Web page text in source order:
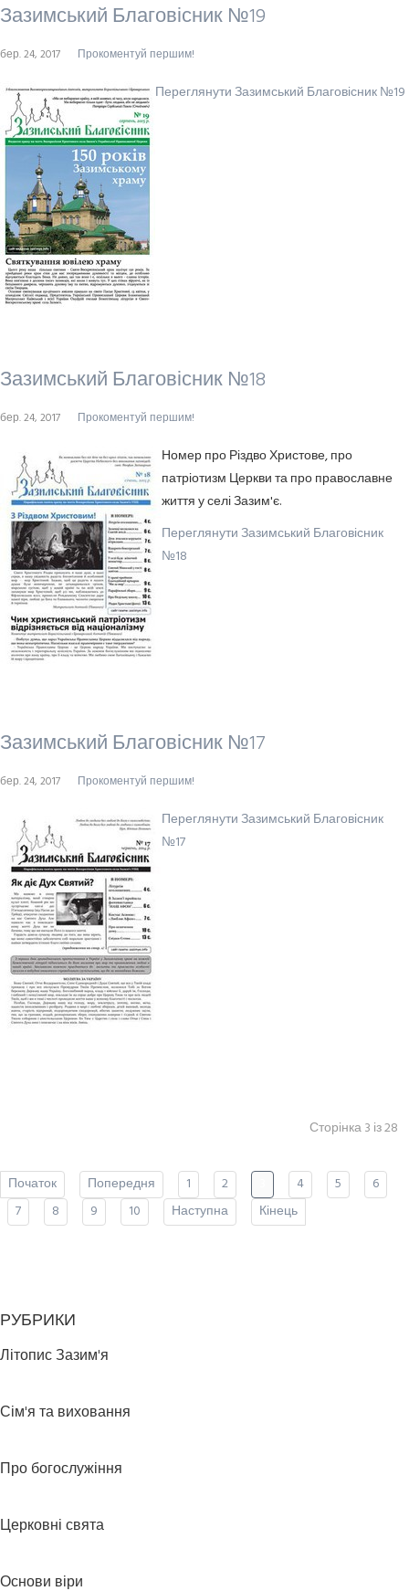
Зазимський Благовісник №19
бер. 24, 2017 Прокоментуй першим!
Переглянути Зазимський Благовісник №19
Зазимський Благовісник №18
бер. 24, 2017 Прокоментуй першим!
Номер про Різдво Христове, про
патріотизм Церкви та про православне
життя у селі Зазим'є.
Переглянути Зазимський Благовісник
№18
Зазимський Благовісник №17
бер. 24, 2017 Прокоментуй першим!
Переглянути Зазимський Благовісник
№17
Сторінка 3 із 28
Початок Попередня 1 2 4 5
6
7
8 9 10 Наступна Кінець
РУБРИКИ
Літопис Зазим'я
Сім'я та виховання
Про богослужіння
Церковні свята
Основи віри